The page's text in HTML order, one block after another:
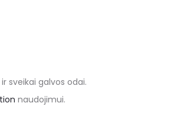
sveikai galvos odai.
naudojimui.